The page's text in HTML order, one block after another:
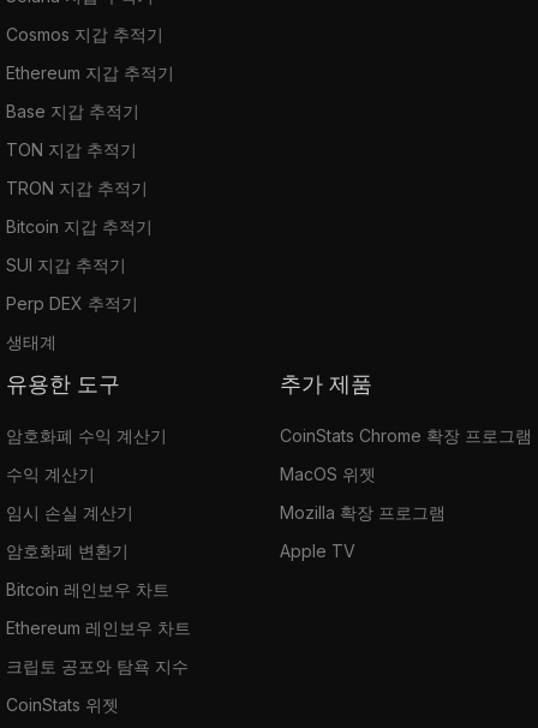
Cosmos 지갑 추적기
Ethereum 지갑 추적기
Base 지갑 추적기
TON 지갑 추적기
TRON 지갑 추적기
Bitcoin 지갑 추적기
SUI 지갑 추적기
Perp DEX 추적기
생태계
유용한 도구
암호화폐 수익 계산기
수익 계산기
임시 손실 계산기
암호화폐 변환기
Bitcoin 레인보우 차트
Ethereum 레인보우 차트
크립토 공포와 탐욕 지수
CoinStats 위젯
추가 제품
CoinStats Chrome 확장 프로그램
MacOS 위젯
Mozilla 확장 프로그램
Apple TV